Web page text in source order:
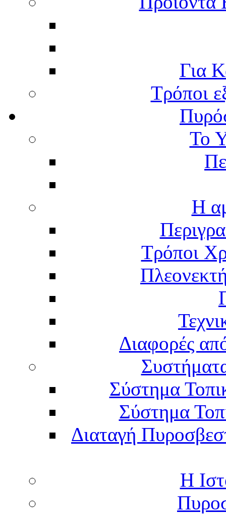
Για
Τρόποι
Το
Η
Τρόποι
Διαφορές
Σύστημα
Σύστημα
Διαταγή
Η